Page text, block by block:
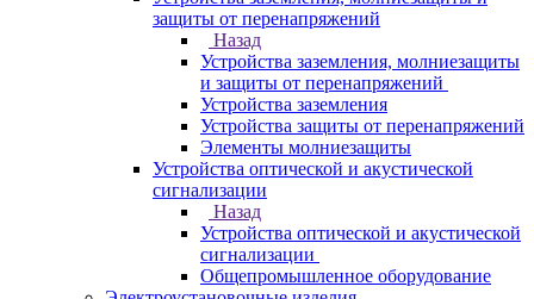
защиты от перенапряжений
Назад
Устройства заземления, молниезащиты
и защиты от перенапряжений
Устройства заземления
Устройства защиты от перенапряжений
Элементы молниезащиты
Устройства оптической и акустической
сигнализации
Назад
Устройства оптической и акустической
сигнализации
Общепромышленное оборудование